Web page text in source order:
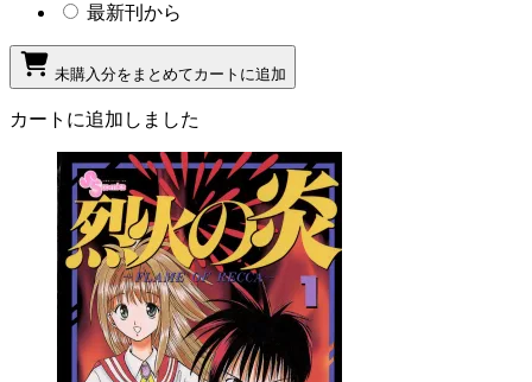
最新刊から
未購入分をまとめてカートに追加
カートに追加しました